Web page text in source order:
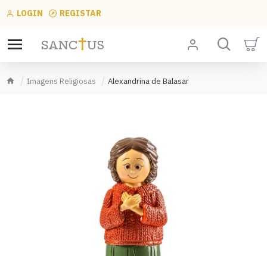
LOGIN REGISTAR
Imagens Religiosas Alexandrina de Balasar